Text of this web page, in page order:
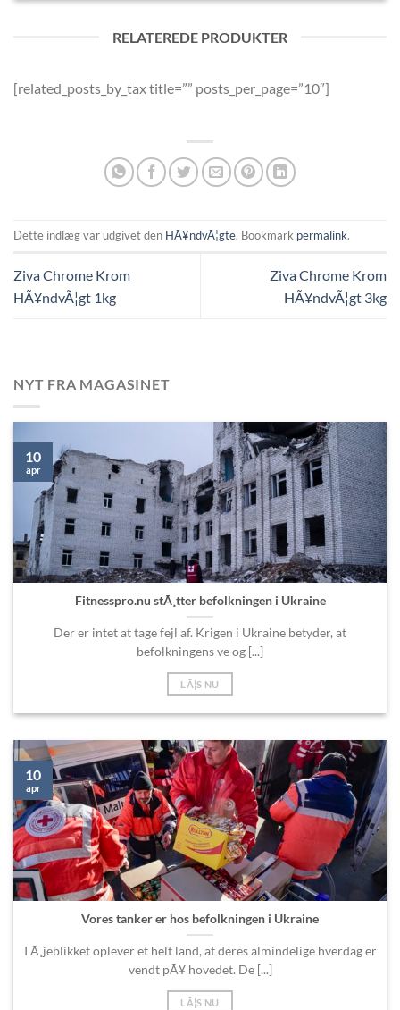
RELATEREDE PRODUKTER
[related_posts_by_tax title=”” posts_per_page=”10″]
Dette indlæg var udgivet den HÃ¥ndvÃ¦gte. Bookmark permalink.
Ziva Chrome Krom
HÃ¥ndvÃ¦gt 1kg
Ziva Chrome Krom
HÃ¥ndvÃ¦gt 3kg
NYT FRA MAGASINET
Fitnesspro.nu stÃ¸tter befolkningen i Ukraine
Der er intet at tage fejl af. Krigen i Ukraine betyder, at
befolkningens ve og [...]
LÃ¦S NU
10
apr
Vores tanker er hos befolkningen i Ukraine
I Ã¸jeblikket oplever et helt land, at deres almindelige hverdag er
vendt pÃ¥ hovedet. De [...]
LÃ¦S NU
10
apr